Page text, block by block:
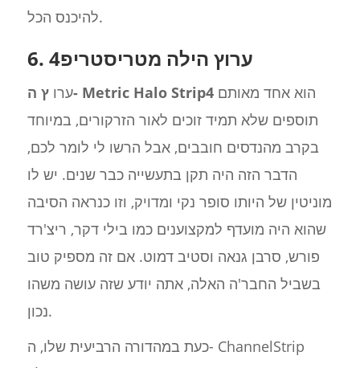
להיכנס הכל.
6. ערוץ הילה מטריסטריפ4
ערוץ ה- Metric Halo Strip4הוא אחד מאותם
תוספים שלא תמיד זוכים לאור הזרקורים, במיוחד
בקרב מהנדסים חובבים, אבל הרשו לי לומר לכם,
הדבר הזה היה תקן בתעשייה כבר שנים. יש לו
מוניטין של היותו סופר נקי ומדויק, וזו כנראה הסיבה
שהוא היה מועדף למקצוענים כמו בילי דקר, ריצ'רד
פורש, סרבן גנאה וסטיב דמוט. אם זה מספיק טוב
בשביל החבר'ה האלה, אתה יודע שזה עושה משהו
נכון.
כעת במהדורה הרביעית שלו, ה- ChannelStrip